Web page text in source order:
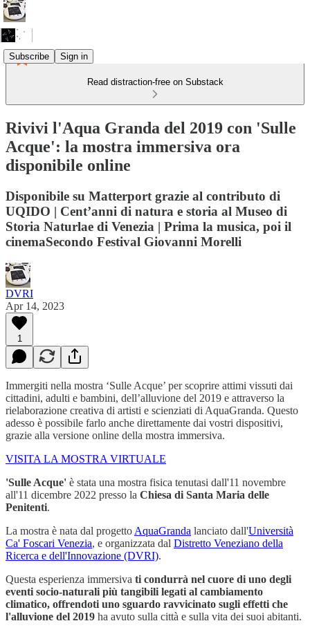
Subscribe Sign in
Read distraction-free on Substack
Rivivi l'Aqua Granda del 2019 con 'Sulle
Acque': la mostra immersiva ora
disponibile online
Disponibile su Matterport grazie al contributo di
UQIDO | Cent’anni di natura e storia al Museo di
Storia Naturlae di Venezia | Prima la musica, poi il
cinemaSecondo Festival Giovanni Morelli
DVRI
Apr 14, 2023
1
Immergiti nella mostra ‘Sulle Acque’ per scoprire attimi vissuti dai
cittadini, adulti e bambini, dell’alluvione del 2019 e attraverso la
rielaborazione creativa di artisti e scienziati di AquaGranda. Questo
adesso è possibile farlo anche direttamente dai vostri dispositivi,
grazie alla versione online della mostra immersiva.
VISITA LA MOSTRA VIRTUALE
'Sulle Acque' è stata una mostra fisica tenutasi dall'11 novembre
all'11 dicembre 2022 presso la Chiesa di Santa Maria delle
Penitenti.
La mostra è nata dal progetto AquaGranda lanciato dall'Università
Ca' Foscari Venezia, e organizzata dal Distretto Veneziano della
Ricerca e dell'Innovazione (DVRI).
Questa esperienza immersiva ti condurrà nel cuore di uno degli
eventi socio-naturali più tangibili legati al cambiamento
climatico, offrendoti uno sguardo ravvicinato sugli effetti che
l'alluvione del 2019 ha avuto sulla città e sulla vita dei suoi abitanti.